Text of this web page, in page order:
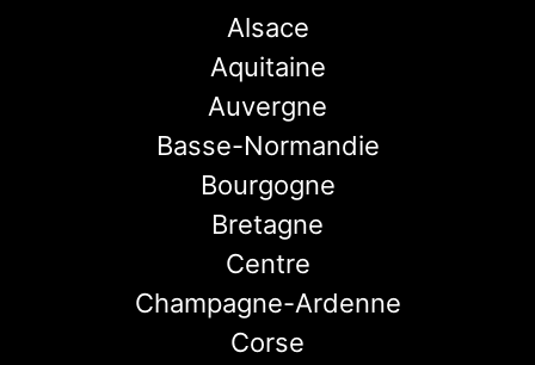
Alsace
Aquitaine
Auvergne
Basse-Normandie
Bourgogne
Bretagne
Centre
Champagne-Ardenne
Corse